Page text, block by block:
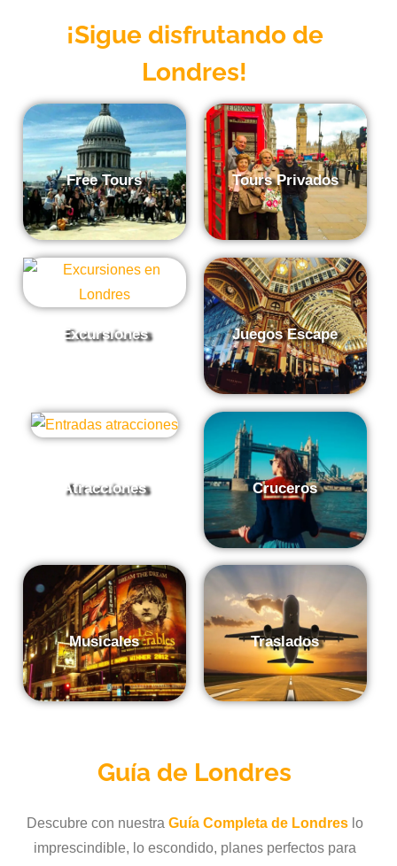
¡Sigue disfrutando de
Londres!
Free Tours Tours Privados
Excursiones Juegos Escape
Atracciones Cruceros
Musicales Traslados
Guía de Londres
Descubre con nuestra Guía Completa de Londres lo
imprescindible, lo escondido, planes perfectos para